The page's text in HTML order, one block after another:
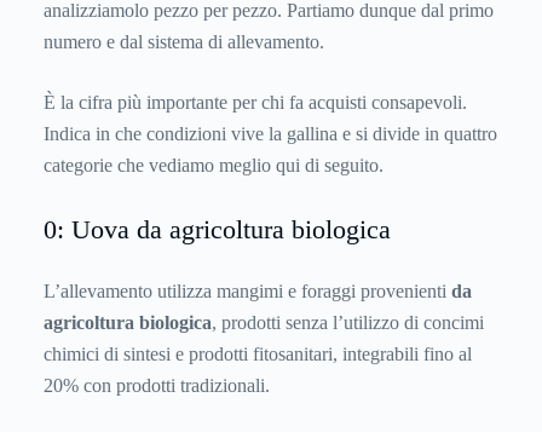
analizziamolo pezzo per pezzo. Partiamo dunque dal primo
numero e dal sistema di allevamento.
È la cifra più importante per chi fa acquisti consapevoli.
Indica in che condizioni vive la gallina e si divide in quattro
categorie che vediamo meglio qui di seguito.
0: Uova da agricoltura biologica
L’allevamento utilizza mangimi e foraggi provenienti da
agricoltura biologica, prodotti senza l’utilizzo di concimi
chimici di sintesi e prodotti fitosanitari, integrabili fino al
20% con prodotti tradizionali.